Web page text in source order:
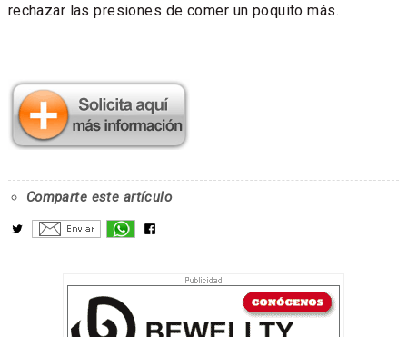
rechazar las presiones de comer un poquito más.
Comparte este artículo